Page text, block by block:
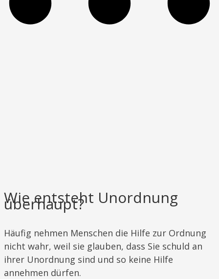
Wie entsteht Unordnung
überhaupt?
​Häufig nehmen Menschen die Hilfe zur Ordnung
nicht wahr, weil sie glauben, dass Sie schuld an
ihrer Unordnung sind und so keine Hilfe
annehmen dürfen.